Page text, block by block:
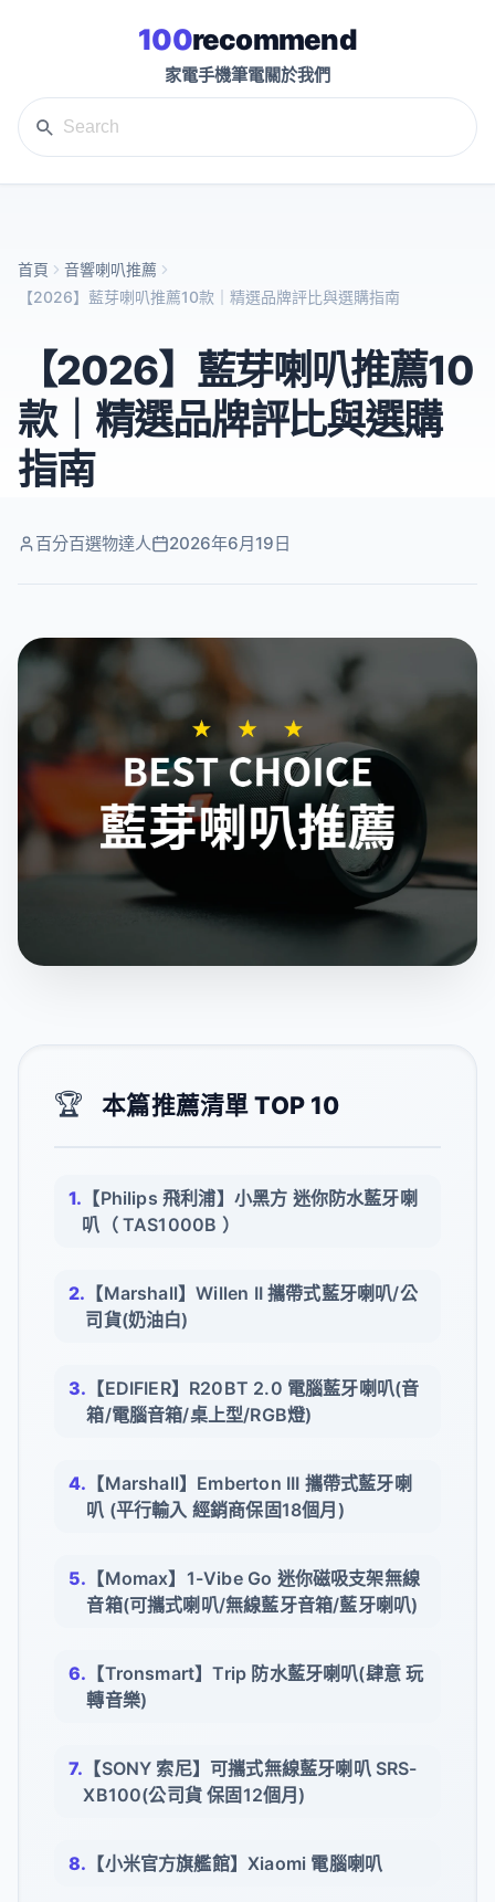
100recommend
家電手機筆電關於我們
首頁
音響喇叭推薦
【2026】藍芽喇叭推薦10款｜精選品牌評比與選購指南
【2026】藍芽喇叭推薦10
款｜精選品牌評比與選購
指南
百分百選物達人 2026年6月19日
🏆 本篇推薦清單 TOP 10
【Philips 飛利浦】小黑方 迷你防水藍牙喇
叭（ TAS1000B ）
【Marshall】Willen II 攜帶式藍牙喇叭/公
司貨(奶油白)
【EDIFIER】R20BT 2.0 電腦藍牙喇叭(音
箱/電腦音箱/桌上型/RGB燈)
【Marshall】Emberton III 攜帶式藍牙喇
叭 (平行輸入 經銷商保固18個月)
【Momax】1-Vibe Go 迷你磁吸支架無線
音箱(可攜式喇叭/無線藍牙音箱/藍牙喇叭)
【Tronsmart】Trip 防水藍牙喇叭(肆意 玩
轉音樂)
【SONY 索尼】可攜式無線藍牙喇叭 SRS-
XB100(公司貨 保固12個月)
【小米官方旗艦館】Xiaomi 電腦喇叭